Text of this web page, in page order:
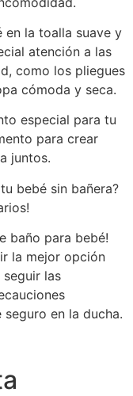
en la toalla suave y
atención a las
como los pliegues
cómoda y seca.
especial para tu
para crear
juntos.
bebé sin bañera?
baño para bebé!
la mejor opción
seguir las
en la ducha.